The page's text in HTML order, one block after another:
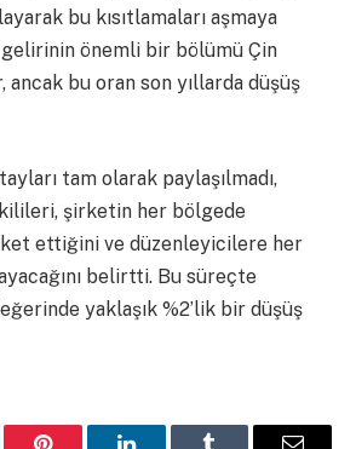
bu kısıtlamaları aşmaya
gelirinin önemli bir bölümü Çin
ancak bu oran son yıllarda düşüş
tam olarak paylaşılmadı,
şirketin her bölgede
ettiğini ve düzenleyicilere her
belirtti. Bu süreçte
yaklaşık %2’lik bir düşüş